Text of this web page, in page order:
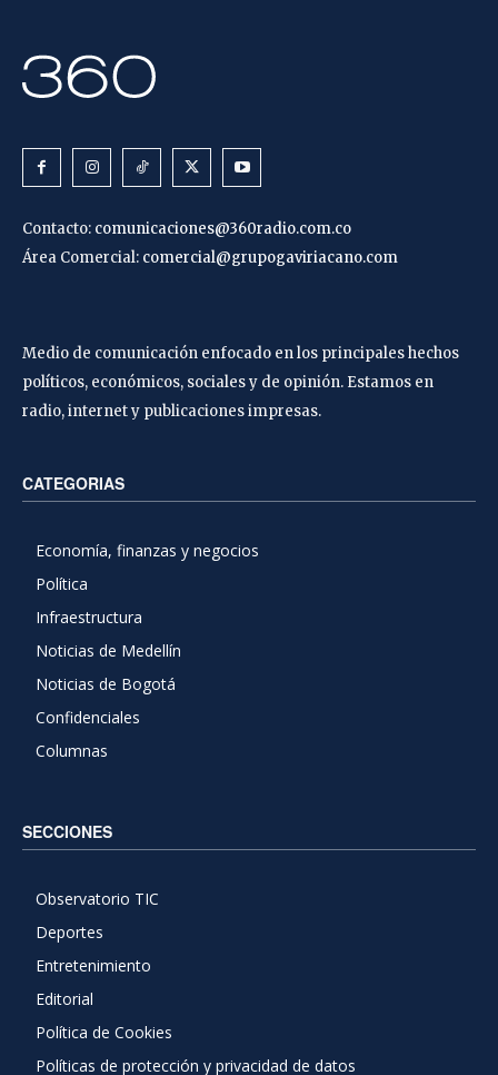
Contacto: comunicaciones@360radio.com.co
Área Comercial: comercial@grupogaviriacano.com
Medio de comunicación enfocado en los principales hechos
políticos, económicos, sociales y de opinión. Estamos en
radio, internet y publicaciones impresas.
CATEGORIAS
Economía, finanzas y negocios
Política
Infraestructura
Noticias de Medellín
Noticias de Bogotá
Confidenciales
Columnas
SECCIONES
Observatorio TIC
Deportes
Entretenimiento
Editorial
Política de Cookies
Políticas de protección y privacidad de datos